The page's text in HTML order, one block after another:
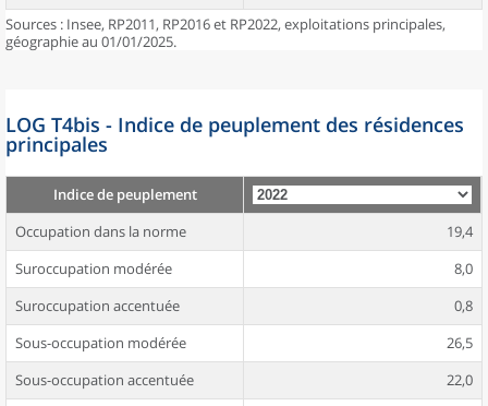
Sources : Insee, RP2011, RP2016 et RP2022, exploitations principales,
géographie au 01/01/2025.
LOG T4bis - Indice de peuplement des résidences
principales
Indice de peuplement
Occupation dans la norme
19,4
Suroccupation modérée
8,0
Suroccupation accentuée
0,8
Sous-occupation modérée
26,5
Sous-occupation accentuée
22,0